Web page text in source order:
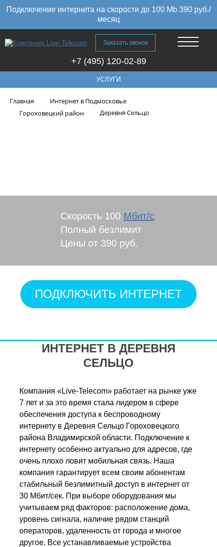
Подключение интернета на скорости до 100 Mb 390 руб./
месяц
Заказать звонок
+7 (495) 120-02-89
УСЛУГИ
Главная
Интернет в Подмосковье
Гороховецкий район
Деревня Сельцо
Скорость 100 Мбит/с
Полный безлимит
Цены от 390 руб.
ПОДКЛЮЧИТЬ ИНТЕРНЕТ
ИНТЕРНЕТ В ДЕРЕВНЯ
СЕЛЬЦО
Компания «Live-Telecom» работает на рынке уже
7 лет и за это время стала лидером в сфере
обеспечения доступа к беспроводному
интернету в Деревня Сельцо Гороховецкого
района Владимирской области. Подключение к
интернету особенно актуально для адресов, где
очень плохо ловит мобильная связь. Наша
компания гарантирует всем своим абонентам
стабильный безлимитный доступ в интернет от
30 Мбит/сек. При выборе оборудования мы
учитываем ряд факторов: расположение дома,
уровень сигнала, наличие рядом станций
операторов, удаленность от города и многое
другое. Все устанавливаемые устройства